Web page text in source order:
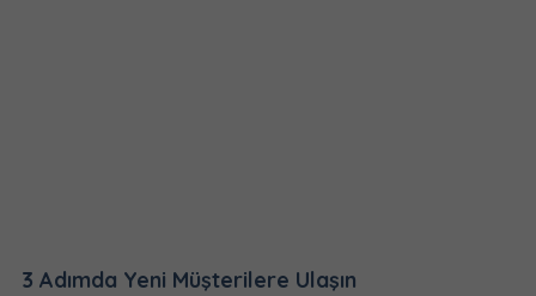
3 Adımda Yeni Müşterilere Ulaşın